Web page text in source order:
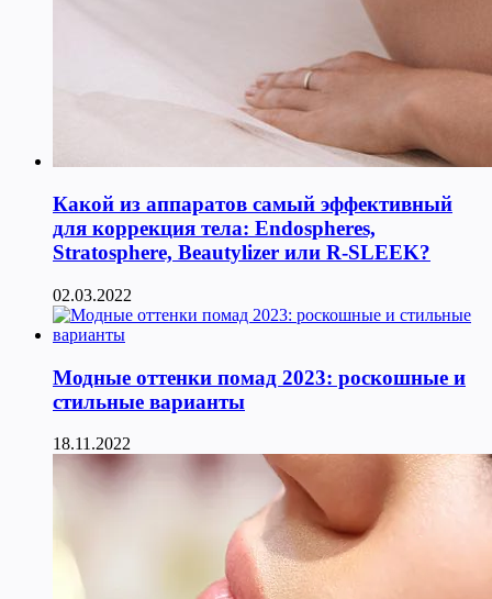
Какой из аппаратов самый эффективный
для коррекция тела: Endospheres,
Stratosphere, Beautylizer или R-SLEEK?
02.03.2022
Модные оттенки помад 2023: роскошные и
стильные варианты
18.11.2022